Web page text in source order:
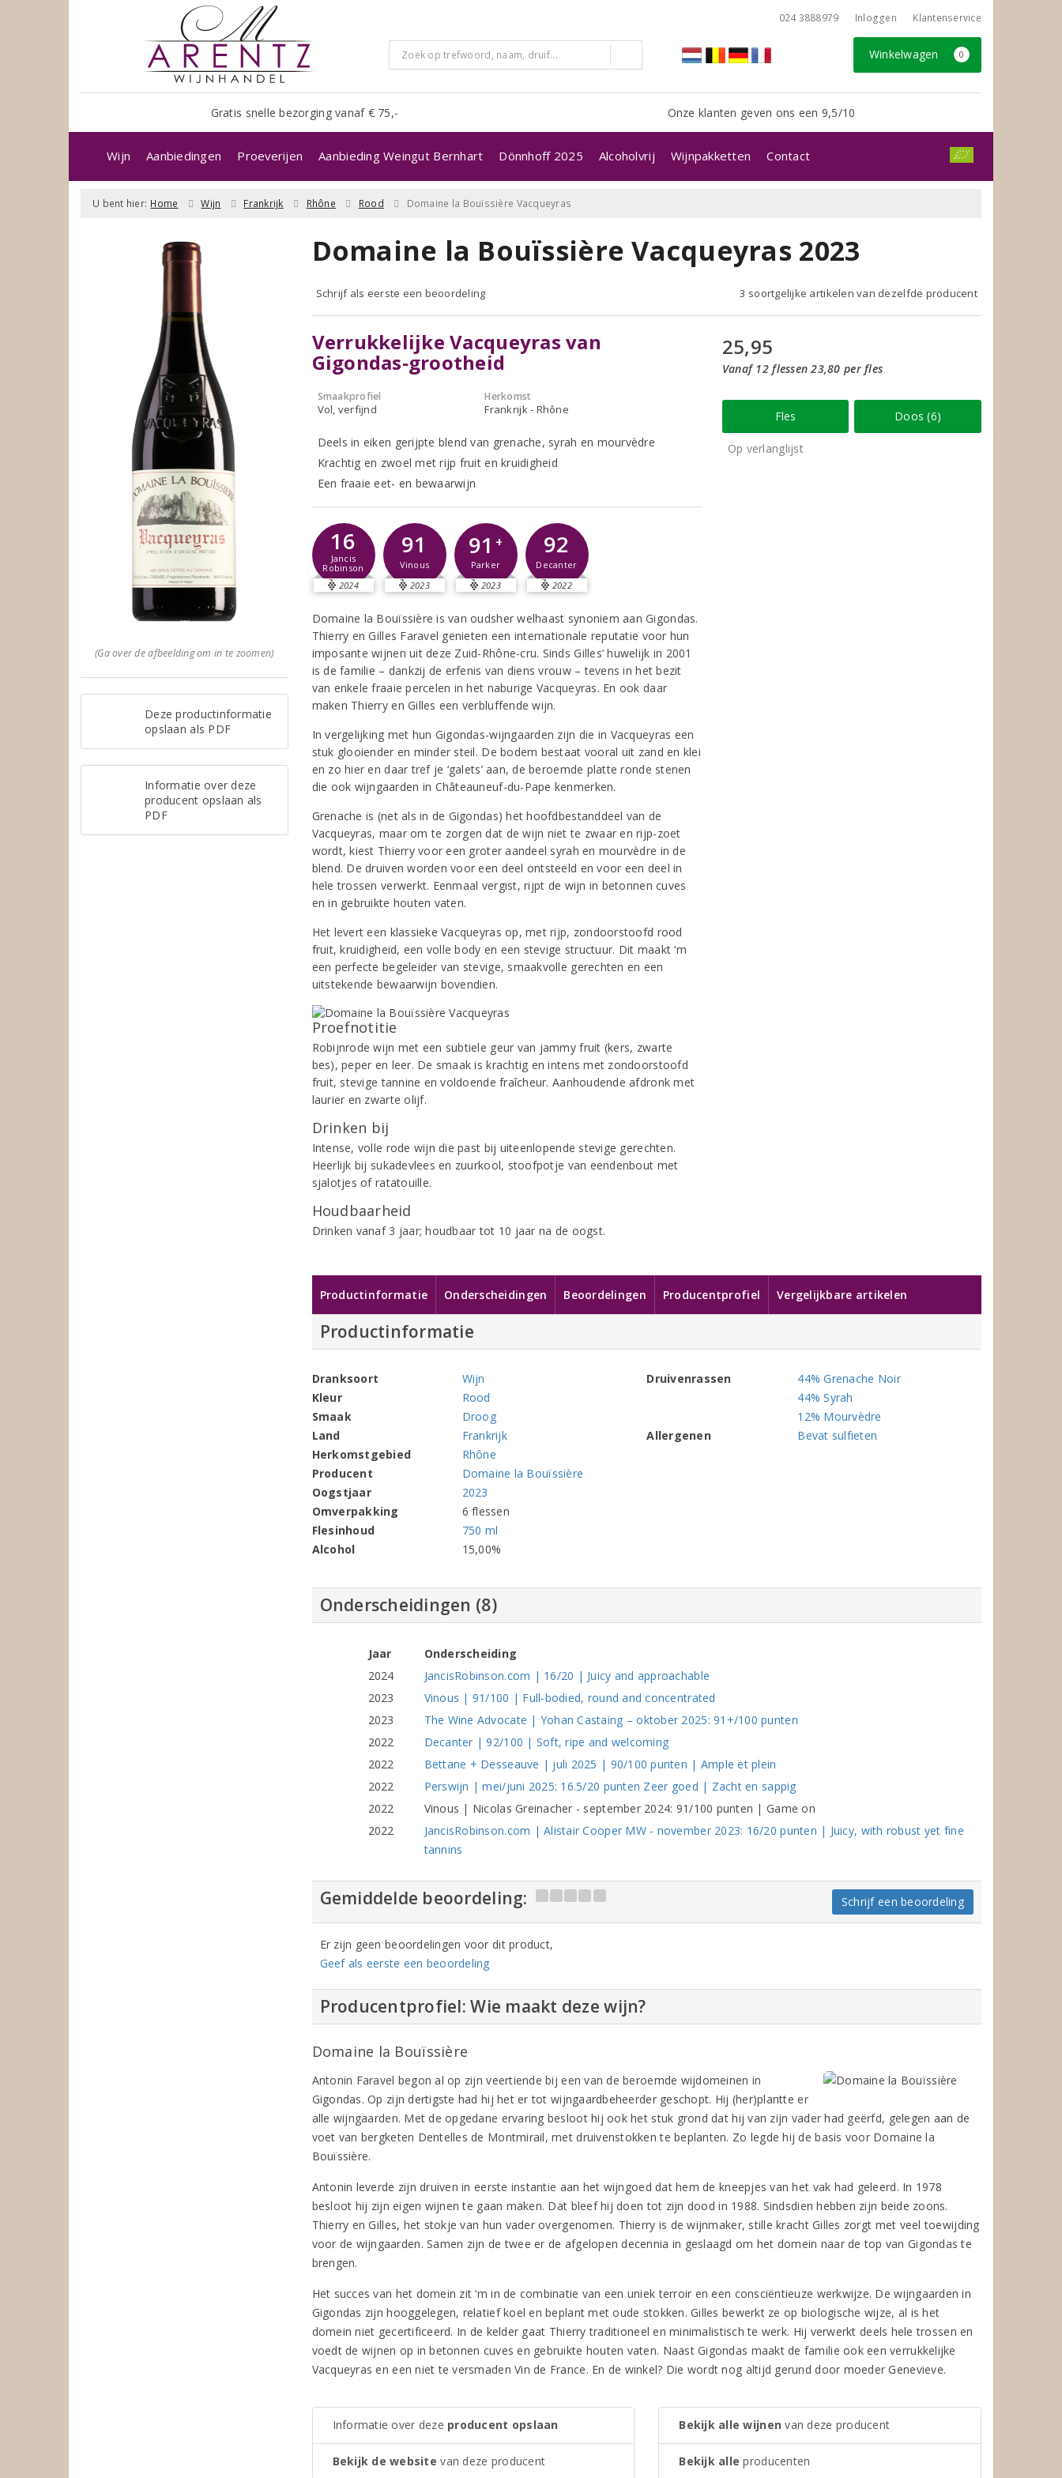
024 3888979 Inloggen Klantenservice
Winkelwagen 0
Gratis snelle bezorging vanaf € 75,- Onze klanten geven ons een 9,5/10
Wijn Aanbiedingen Proeverijen Aanbieding Weingut Bernhart Dönnhoff 2025 Alcoholvrij Wijnpakketten Contact
U bent hier: Home Wijn Frankrijk Rhône Rood Domaine la Bouïssière Vacqueyras
(Ga over de afbeelding om in te zoomen)
Deze productinformatie
opslaan als PDF
Informatie over deze
producent opslaan als
PDF
Domaine la Bouïssière Vacqueyras 2023
Schrijf als eerste een beoordeling 3 soortgelijke artikelen van dezelfde producent
Verrukkelijke Vacqueyras van
Gigondas-grootheid
Smaakprofiel
Vol, verfijnd
Herkomst
Frankrijk - Rhône
Deels in eiken gerijpte blend van grenache, syrah en mourvèdre
Krachtig en zwoel met rijp fruit en kruidigheid
Een fraaie eet- en bewaarwijn
16
Jancis
Robinson
2024
91
Vinous
2023
91 +
Parker
2023
92
Decanter
2022
Domaine la Bouïssière is van oudsher welhaast synoniem aan Gigondas.
Thierry en Gilles Faravel genieten een internationale reputatie voor hun
imposante wijnen uit deze Zuid-Rhône-cru. Sinds Gilles’ huwelijk in 2001
is de familie – dankzij de erfenis van diens vrouw – tevens in het bezit
van enkele fraaie percelen in het naburige Vacqueyras. En ook daar
maken Thierry en Gilles een verbluffende wijn.
In vergelijking met hun Gigondas-wijngaarden zijn die in Vacqueyras een
stuk glooiender en minder steil. De bodem bestaat vooral uit zand en klei
en zo hier en daar tref je ‘galets’ aan, de beroemde platte ronde stenen
die ook wijngaarden in Châteauneuf-du-Pape kenmerken.
Grenache is (net als in de Gigondas) het hoofdbestanddeel van de
Vacqueyras, maar om te zorgen dat de wijn niet te zwaar en rijp-zoet
wordt, kiest Thierry voor een groter aandeel syrah en mourvèdre in de
blend. De druiven worden voor een deel ontsteeld en voor een deel in
hele trossen verwerkt. Eenmaal vergist, rijpt de wijn in betonnen cuves
en in gebruikte houten vaten.
Het levert een klassieke Vacqueyras op, met rijp, zondoorstoofd rood
fruit, kruidigheid, een volle body en een stevige structuur. Dit maakt ‘m
een perfecte begeleider van stevige, smaakvolle gerechten en een
uitstekende bewaarwijn bovendien.
Proefnotitie
Robijnrode wijn met een subtiele geur van jammy fruit (kers, zwarte
bes), peper en leer. De smaak is krachtig en intens met zondoorstoofd
fruit, stevige tannine en voldoende fraîcheur. Aanhoudende afdronk met
laurier en zwarte olijf.
Drinken bij
Intense, volle rode wijn die past bij uiteenlopende stevige gerechten.
Heerlijk bij sukadevlees en zuurkool, stoofpotje van eendenbout met
sjalotjes of ratatouille.
Houdbaarheid
Drinken vanaf 3 jaar; houdbaar tot 10 jaar na de oogst.
25,95
Vanaf 12 flessen 23,80 per fles
Fles Doos (6)
Op verlanglijst
Productinformatie Onderscheidingen Beoordelingen Producentprofiel Vergelijkbare artikelen
Productinformatie
Dranksoort
Wijn
Kleur
Rood
Smaak
Droog
Land
Frankrijk
Herkomstgebied
Rhône
Producent
Domaine la Bouïssière
Oogstjaar
2023
Omverpakking
6 flessen
Flesinhoud
750 ml
Alcohol
15,00%
Druivenrassen
44% Grenache Noir
44% Syrah
12% Mourvèdre
Allergenen
Bevat sulfieten
Onderscheidingen (8)
Jaar
Onderscheiding
2024
JancisRobinson.com | 16/20 | Juicy and approachable
2023
Vinous | 91/100 | Full-bodied, round and concentrated
2023
The Wine Advocate | Yohan Castaing – oktober 2025: 91+/100 punten
2022
Decanter | 92/100 | Soft, ripe and welcoming
2022
Bettane + Desseauve | juli 2025 | 90/100 punten | Ample et plein
2022
Perswijn | mei/juni 2025: 16.5/20 punten Zeer goed | Zacht en sappig
2022
Vinous | Nicolas Greinacher - september 2024: 91/100 punten | Game on
2022
JancisRobinson.com | Alistair Cooper MW - november 2023: 16/20 punten | Juicy, with robust yet fine
tannins
Gemiddelde beoordeling: Schrijf een beoordeling
Er zijn geen beoordelingen voor dit product,
Geef als eerste een beoordeling
Producentprofiel: Wie maakt deze wijn?
Domaine la Bouïssière
Antonin Faravel begon al op zijn veertiende bij een van de beroemde wijdomeinen in
Gigondas. Op zijn dertigste had hij het er tot wijngaardbeheerder geschopt. Hij (her)plantte er
alle wijngaarden. Met de opgedane ervaring besloot hij ook het stuk grond dat hij van zijn vader had geërfd, gelegen aan de
voet van bergketen Dentelles de Montmirail, met druivenstokken te beplanten. Zo legde hij de basis voor Domaine la
Bouïssière.
Antonin leverde zijn druiven in eerste instantie aan het wijngoed dat hem de kneepjes van het vak had geleerd. In 1978
besloot hij zijn eigen wijnen te gaan maken. Dat bleef hij doen tot zijn dood in 1988. Sindsdien hebben zijn beide zoons.
Thierry en Gilles, het stokje van hun vader overgenomen. Thierry is de wijnmaker, stille kracht Gilles zorgt met veel toewijding
voor de wijngaarden. Samen zijn de twee er de afgelopen decennia in geslaagd om het domein naar de top van Gigondas te
brengen.
Het succes van het domein zit ‘m in de combinatie van een uniek terroir en een consciëntieuze werkwijze. De wijngaarden in
Gigondas zijn hooggelegen, relatief koel en beplant met oude stokken. Gilles bewerkt ze op biologische wijze, al is het
domein niet gecertificeerd. In de kelder gaat Thierry traditioneel en minimalistisch te werk. Hij verwerkt deels hele trossen en
voedt de wijnen op in betonnen cuves en gebruikte houten vaten. Naast Gigondas maakt de familie ook een verrukkelijke
Vacqueyras en een niet te versmaden Vin de France. En de winkel? Die wordt nog altijd gerund door moeder Genevieve.
Informatie over deze producent opslaan
Bekijk de website van deze producent
Bekijk alle wijnen van deze producent
Bekijk alle producenten